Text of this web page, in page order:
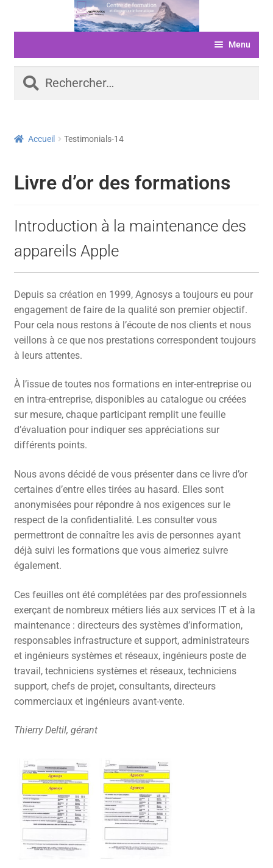
navigation
Menu
ACCUEIL
SERVICES
INFORMATIONS
FINANCEMENT
CONTACT
FACEBOOK
YOUTUBE
PANIER
Accueil Testimonials-14
Livre d’or des formations
Introduction à la maintenance des
appareils Apple
Depuis sa création en 1999, Agnosys a toujours eu pour
engagement de faire de la qualité son premier objectif.
Pour cela nous restons à l’écoute de nos clients et nous
veillons à ce que nos prestations correspondent toujours
à leurs attentes.
À l’issue de toutes nos formations en inter-entreprise ou
en intra-entreprise, disponibles au catalogue ou créées
sur mesure, chaque participant remplit une feuille
d’évaluation pour indiquer ses appréciations sur
différents points.
Nous avons décidé de vous présenter dans ce livre d’or
certaines d’entre elles tirées au hasard. Elles sont
anonymisées pour répondre à nos exigences sur le
respect de la confidentialité. Les consulter vous
permettront de connaître les avis de personnes ayant
déjà suivi les formations que vous aimeriez suivre
également.
Ces feuilles ont été complétées par des professionnels
exerçant de nombreux métiers liés aux services IT et à la
maintenance : directeurs des systèmes d’information,
responsables infrastructure et support, administrateurs
et ingénieurs systèmes et réseaux, ingénieurs poste de
travail, techniciens systèmes et réseaux, techniciens
support, chefs de projet, consultants, directeurs
commerciaux et ingénieurs avant-vente.
Thierry Deltil, gérant